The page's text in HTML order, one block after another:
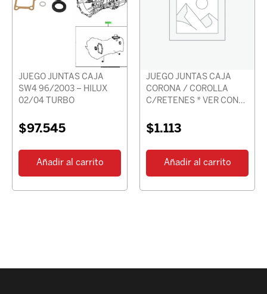
JUEGO JUNTAS CAJA
SW4 96/2003 – HILUX
02/04 TURBO
$97.545
Añadir al carrito
JUEGO JUNTAS CAJA
CORONA / COROLLA
C/RETENES * VER CON
$1.113
Añadir al carrito